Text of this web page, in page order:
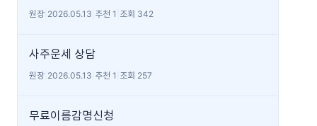
원장 2026.05.13 추천 1 조회 342
사주운세 상담
원장 2026.05.13 추천 1 조회 257
무료이름감명신청